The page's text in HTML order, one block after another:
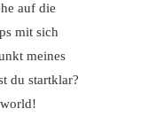
auf die
mit sich
meines
du startklar?